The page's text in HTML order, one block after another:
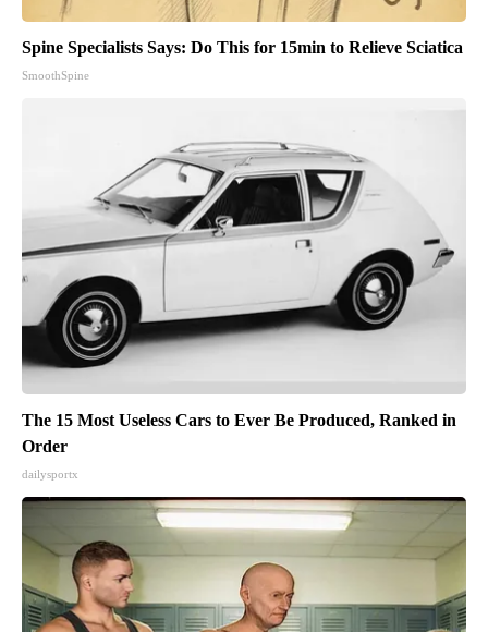
Spine Specialists Says: Do This for 15min to Relieve Sciatica
SmoothSpine
The 15 Most Useless Cars to Ever Be Produced, Ranked in
Order
dailysportx